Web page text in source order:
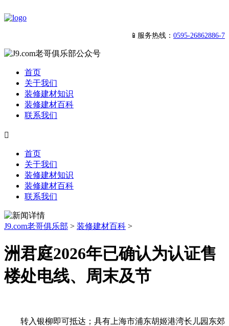
📱服务热线： 0595-26862886-7
首页
关于我们
装修建材知识
装修建材百科
联系我们

首页
关于我们
装修建材知识
装修建材百科
联系我们
J9.com老哥俱乐部 > 装修建材百科 >
洲君庭2026年已确认为认证售
楼处电线、周末及节
转入银柳即可抵达；具有上海市浦东胡姬港湾长儿园东郊